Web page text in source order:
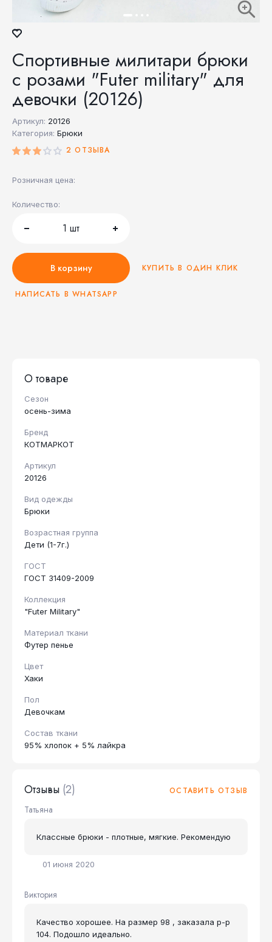
Спортивные милитари брюки
с розами "Futer military" для
девочки (20126)
Артикул: 20126
Категория: Брюки
2 ОТЗЫВА
Розничная цена:
Количество:
1 шт
В корзину КУПИТЬ В ОДИН КЛИК
НАПИСАТЬ В WHATSAPP
О товаре
Сезон
осень-зима
Бренд
КОТМАРКОТ
Артикул
20126
Вид одежды
Брюки
Возрастная группа
Дети (1-7г.)
ГОСТ
ГОСТ 31409-2009
Коллекция
"Futer Military"
Материал ткани
Футер пенье
Цвет
Хаки
Пол
Девочкам
Состав ткани
95% хлопок + 5% лайкра
Отзывы (2) ОСТАВИТЬ ОТЗЫВ
Татьяна
01 июня 2020
Классные брюки - плотные, мягкие. Рекомендую
Виктория
Качество хорошее. На размер 98 , заказала р-р
104. Подошло идеально.